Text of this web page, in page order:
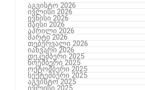
აგვისტო 2026
ივლისი 2026
ივნისი 2026
მაისი 2026
აპრილი 2026
მარტი 2026
თებერვალი 2026
იანვარი 2026
დეკემბერი 2025
ნოემბერი 2025
ოქტომბერი 2025
სექტემბერი 2025
აგვისტო 2025
ივლისი 2025